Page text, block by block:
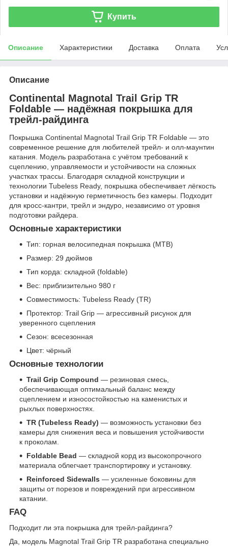
Купить
Описание Характеристики Доставка Оплата
Описание
Continental Magnotal Trail Grip TR
Foldable — надёжная покрышка для
трейл-райдинга
Покрышка Continental Magnotal Trail Grip TR Foldable — это
современное решение для любителей трейл- и олл-маунтин
катания. Модель разработана с учётом требований к
сцеплению, управляемости и устойчивости на сложных
участках трассы. Благодаря складной конструкции и
технологии Tubeless Ready, покрышка обеспечивает лёгкость
установки и надёжную герметичность без камеры. Подходит
для кросс-кантри, трейл и эндуро, независимо от уровня
подготовки райдера.
Основные характеристики
Тип: горная велосипедная покрышка (MTB)
Размер: 29 дюймов
Тип корда: складной (foldable)
Вес: приблизительно 980 г
Совместимость: Tubeless Ready (TR)
Протектор: Trail Grip — агрессивный рисунок для
уверенного сцепления
Сезон: всесезонная
Цвет: чёрный
Основные технологии
Trail Grip Compound — резиновая смесь,
обеспечивающая оптимальный баланс между
сцеплением и износостойкостью на каменистых и
рыхлых поверхностях.
TR (Tubeless Ready) — возможность установки без
камеры для снижения веса и повышения устойчивости
к проколам.
Foldable Bead — складной корд из высокопрочного
материала облегчает транспортировку и установку.
Reinforced Sidewalls — усиленные боковины для
защиты от порезов и повреждений при агрессивном
катании.
FAQ
Подходит ли эта покрышка для трейл-райдинга?
Да, модель Magnotal Trail Grip TR разработана специально